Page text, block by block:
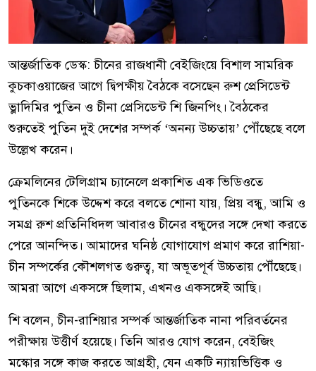
আন্তর্জাতিক ডেস্ক: চীনের রাজধানী বেইজিংয়ে বিশাল সামরিক
কুচকাওয়াজের আগে দ্বিপক্ষীয় বৈঠকে বসেছেন রুশ প্রেসিডেন্ট
ভ্লাদিমির পুতিন ও চীনা প্রেসিডেন্ট শি জিনপিং। বৈঠকের
শুরুতেই পুতিন দুই দেশের সম্পর্ক ‘অনন্য উচ্চতায়’ পৌঁছেছে বলে
উল্লেখ করেন।
ক্রেমলিনের টেলিগ্রাম চ্যানেলে প্রকাশিত এক ভিডিওতে
পুতিনকে শিকে উদ্দেশ করে বলতে শোনা যায়, প্রিয় বন্ধু, আমি ও
সমগ্র রুশ প্রতিনিধিদল আবারও চীনের বন্ধুদের সঙ্গে দেখা করতে
পেরে আনন্দিত। আমাদের ঘনিষ্ঠ যোগাযোগ প্রমাণ করে রাশিয়া-
চীন সম্পর্কের কৌশলগত গুরুত্ব, যা অভূতপূর্ব উচ্চতায় পৌঁছেছে।
আমরা আগে একসঙ্গে ছিলাম, এখনও একসঙ্গেই আছি।
শি বলেন, চীন-রাশিয়ার সম্পর্ক আন্তর্জাতিক নানা পরিবর্তনের
পরীক্ষায় উত্তীর্ণ হয়েছে। তিনি আরও যোগ করেন, বেইজিং
মস্কোর সঙ্গে কাজ করতে আগ্রহী, যেন একটি ন্যায়ভিত্তিক ও